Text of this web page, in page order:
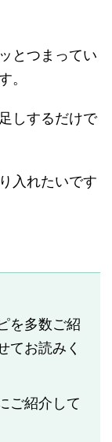
とつまってい
。
しするだけで
入れたいです
を多数ご紹
てお読みく
ご紹介して